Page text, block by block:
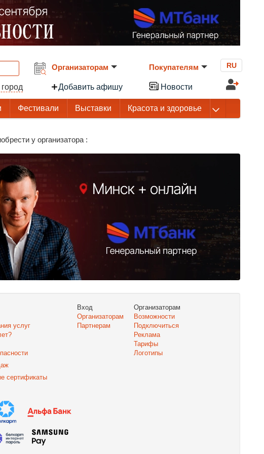
Организаторам
Добавить афишу
Покупателям
Новости
RU
Фестивали Выставки Красота и здоровье
у организатора :
услуг
сертификаты
Вход
Организаторам
Партнерам
Организаторам
Возможности
Подключиться
Реклама
Тарифы
Логотипы